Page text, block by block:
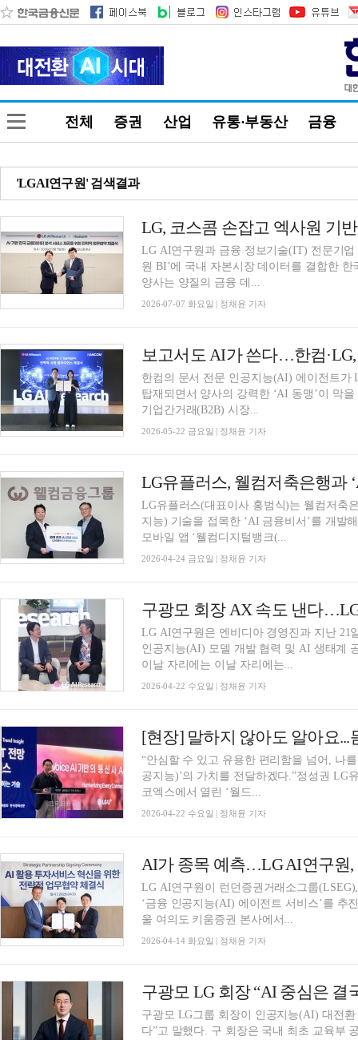
전체 증권 산업 유통·부동산 금융
'LGAI연구원' 검색결과
LG AI연구원과 금융 정보기술(IT) 전문기
원 BI’에 국내 자본시장 데이터를 결합한
양사는 양질의 금융 데...
2026-07-07 화요일 | 정채윤 기자
보고서도 AI가 쓴다…한컴·LG,
한컴의 문서 전문 인공지능(AI) 에이전트가
탑재되면서 양사의 강력한 ‘AI 동맹’이 막
기업간거래(B2B) 시장...
2026-05-22 금요일 | 정채윤 기자
LG유플러스, 웰컴저축은행과
LG유플러스(대표이사 홍범식)는 웰컴저축
지능) 기술을 접목한 ‘AI 금융비서’를 개발
모바일 앱 ‘웰컴디지털뱅크(...
2026-04-24 금요일 | 정채윤 기자
구광모 회장 AX 속도 낸다
LG AI연구원은 엔비디아 경영진과 지난 21
인공지능(AI) 모델 개발 협력 및 AI 생태계
이날 자리에는 이날 자리에는...
2026-04-22 수요일 | 정채윤 기자
“안심할 수 있고 유용한 편리함을 넘어, 나
공지능)’의 가치를 전달하겠다.”정성권 LG
코엑스에서 열린 ‘월드...
2026-04-22 수요일 | 정채윤 기자
LG AI연구원이 런던증권거래소그룹
‘금융 인공지능(AI) 에이전트 서비스’를 추
울 여의도 키움증권 본사에서...
2026-04-14 화요일 | 정채윤 기자
구광모 LG 회장 “AI 중심은
구광모 LG그룹 회장이 인공지능(AI) 대전
다”고 말했다. 구 회장은 국내 최초 교육부